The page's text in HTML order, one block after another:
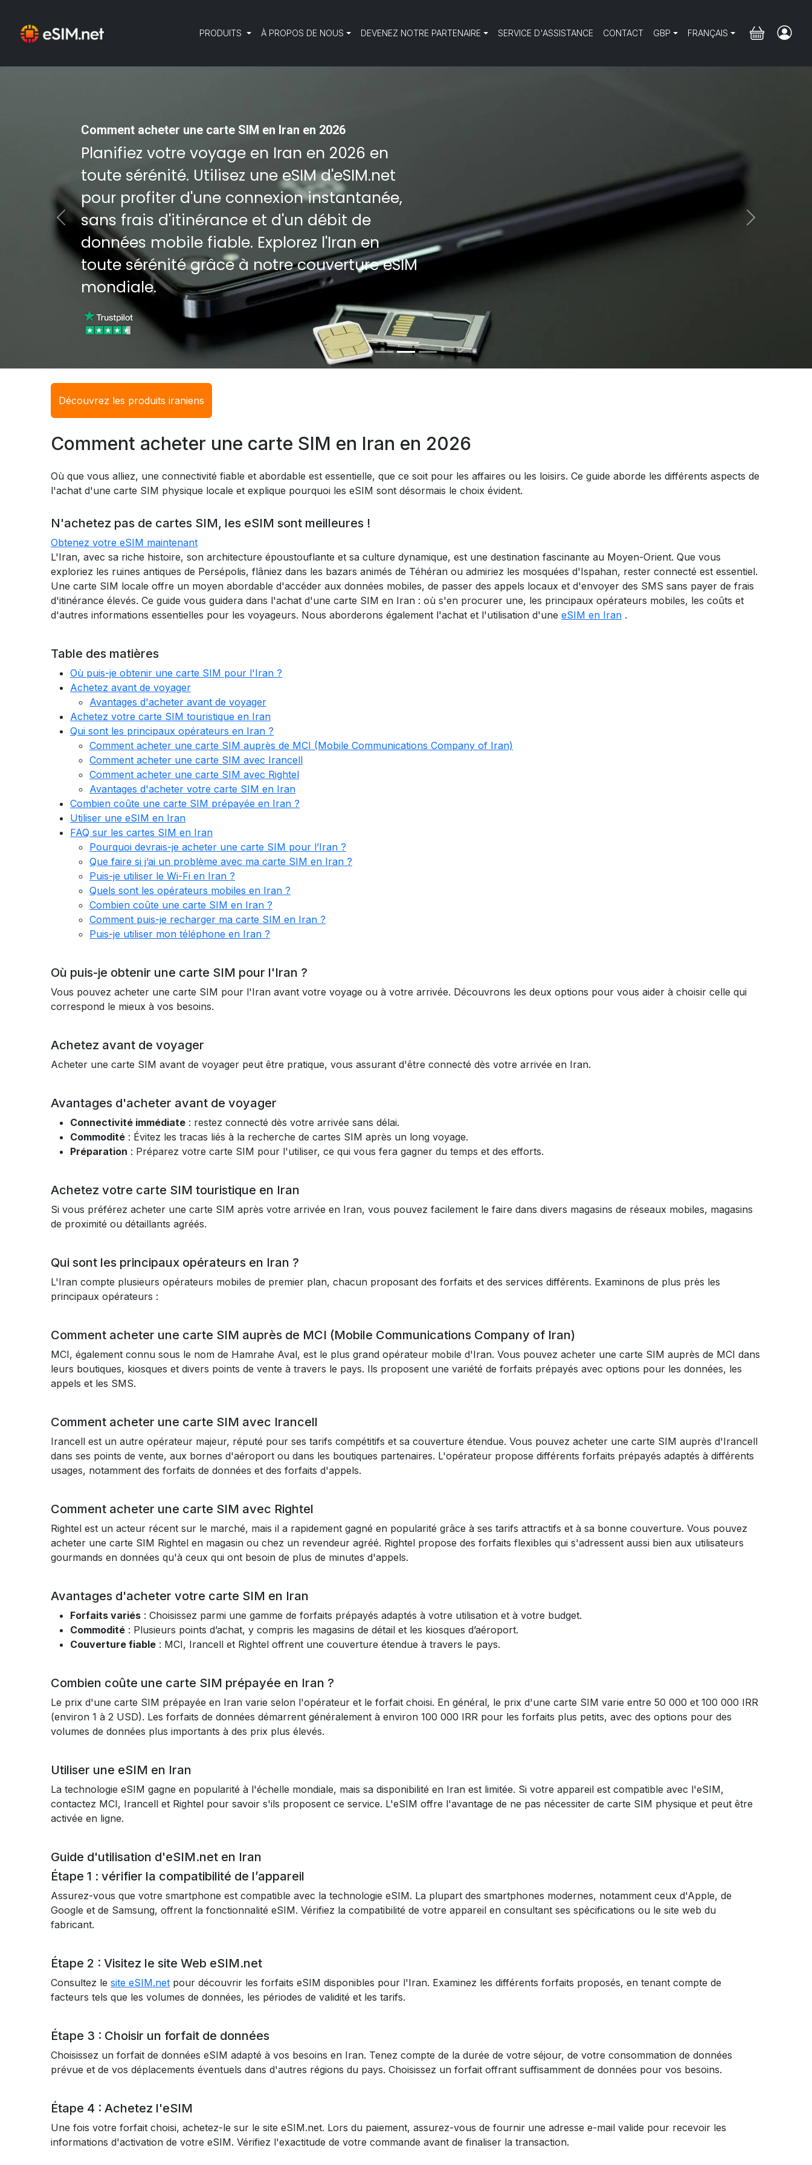
PRODUITS À PROPOS DE NOUS DEVENEZ NOTRE PARTENAIRE SERVICE D'ASSISTANCE CONTACT GBP FRANÇAIS
Comment acheter une carte SIM en Iran en 2026
Planifiez votre voyage en Iran en 2026 en
toute sérénité. Utilisez une eSIM d'eSIM.net
pour profiter d'une connexion instantanée,
sans frais d'itinérance et d'un débit de
données mobile fiable. Explorez l'Iran en
toute sérénité grâce à notre couverture eSIM
mondiale.
Previous Next
Découvrez les produits iraniens
Comment acheter une carte SIM en Iran en 2026
Où que vous alliez, une connectivité fiable et abordable est essentielle, que ce soit pour les affaires ou les loisirs. Ce guide aborde les différents aspects de
l'achat d'une carte SIM physique locale et explique pourquoi les eSIM sont désormais le choix évident.
N'achetez pas de cartes SIM, les eSIM sont meilleures !
Obtenez votre eSIM maintenant
L'Iran, avec sa riche histoire, son architecture époustouflante et sa culture dynamique, est une destination fascinante au Moyen-Orient. Que vous
exploriez les ruines antiques de Persépolis, flâniez dans les bazars animés de Téhéran ou admiriez les mosquées d'Ispahan, rester connecté est essentiel.
Une carte SIM locale offre un moyen abordable d'accéder aux données mobiles, de passer des appels locaux et d'envoyer des SMS sans payer de frais
d'itinérance élevés. Ce guide vous guidera dans l'achat d'une carte SIM en Iran : où s'en procurer une, les principaux opérateurs mobiles, les coûts et
d'autres informations essentielles pour les voyageurs. Nous aborderons également l'achat et l'utilisation d'une eSIM en Iran .
Table des matières
Où puis-je obtenir une carte SIM pour l'Iran ?
Achetez avant de voyager
Avantages d'acheter avant de voyager
Achetez votre carte SIM touristique en Iran
Qui sont les principaux opérateurs en Iran ?
Comment acheter une carte SIM auprès de MCI (Mobile Communications Company of Iran)
Comment acheter une carte SIM avec Irancell
Comment acheter une carte SIM avec Rightel
Avantages d'acheter votre carte SIM en Iran
Combien coûte une carte SIM prépayée en Iran ?
Utiliser une eSIM en Iran
FAQ sur les cartes SIM en Iran
Pourquoi devrais-je acheter une carte SIM pour l’Iran ?
Que faire si j’ai un problème avec ma carte SIM en Iran ?
Puis-je utiliser le Wi-Fi en Iran ?
Quels sont les opérateurs mobiles en Iran ?
Combien coûte une carte SIM en Iran ?
Comment puis-je recharger ma carte SIM en Iran ?
Puis-je utiliser mon téléphone en Iran ?
Où puis-je obtenir une carte SIM pour l'Iran ?
Vous pouvez acheter une carte SIM pour l'Iran avant votre voyage ou à votre arrivée. Découvrons les deux options pour vous aider à choisir celle qui
correspond le mieux à vos besoins.
Achetez avant de voyager
Acheter une carte SIM avant de voyager peut être pratique, vous assurant d'être connecté dès votre arrivée en Iran.
Avantages d'acheter avant de voyager
Connectivité immédiate : restez connecté dès votre arrivée sans délai.
Commodité : Évitez les tracas liés à la recherche de cartes SIM après un long voyage.
Préparation : Préparez votre carte SIM pour l'utiliser, ce qui vous fera gagner du temps et des efforts.
Achetez votre carte SIM touristique en Iran
Si vous préférez acheter une carte SIM après votre arrivée en Iran, vous pouvez facilement le faire dans divers magasins de réseaux mobiles, magasins
de proximité ou détaillants agréés.
Qui sont les principaux opérateurs en Iran ?
L'Iran compte plusieurs opérateurs mobiles de premier plan, chacun proposant des forfaits et des services différents. Examinons de plus près les
principaux opérateurs :
Comment acheter une carte SIM auprès de MCI (Mobile Communications Company of Iran)
MCI, également connu sous le nom de Hamrahe Aval, est le plus grand opérateur mobile d'Iran. Vous pouvez acheter une carte SIM auprès de MCI dans
leurs boutiques, kiosques et divers points de vente à travers le pays. Ils proposent une variété de forfaits prépayés avec options pour les données, les
appels et les SMS.
Comment acheter une carte SIM avec Irancell
Irancell est un autre opérateur majeur, réputé pour ses tarifs compétitifs et sa couverture étendue. Vous pouvez acheter une carte SIM auprès d'Irancell
dans ses points de vente, aux bornes d'aéroport ou dans les boutiques partenaires. L'opérateur propose différents forfaits prépayés adaptés à différents
usages, notamment des forfaits de données et des forfaits d'appels.
Comment acheter une carte SIM avec Rightel
Rightel est un acteur récent sur le marché, mais il a rapidement gagné en popularité grâce à ses tarifs attractifs et à sa bonne couverture. Vous pouvez
acheter une carte SIM Rightel en magasin ou chez un revendeur agréé. Rightel propose des forfaits flexibles qui s'adressent aussi bien aux utilisateurs
gourmands en données qu'à ceux qui ont besoin de plus de minutes d'appels.
Avantages d'acheter votre carte SIM en Iran
Forfaits variés : Choisissez parmi une gamme de forfaits prépayés adaptés à votre utilisation et à votre budget.
Commodité : Plusieurs points d’achat, y compris les magasins de détail et les kiosques d’aéroport.
Couverture fiable : MCI, Irancell et Rightel offrent une couverture étendue à travers le pays.
Combien coûte une carte SIM prépayée en Iran ?
Le prix d'une carte SIM prépayée en Iran varie selon l'opérateur et le forfait choisi. En général, le prix d'une carte SIM varie entre 50 000 et 100 000 IRR
(environ 1 à 2 USD). Les forfaits de données démarrent généralement à environ 100 000 IRR pour les forfaits plus petits, avec des options pour des
volumes de données plus importants à des prix plus élevés.
Utiliser une eSIM en Iran
La technologie eSIM gagne en popularité à l'échelle mondiale, mais sa disponibilité en Iran est limitée. Si votre appareil est compatible avec l'eSIM,
contactez MCI, Irancell et Rightel pour savoir s'ils proposent ce service. L'eSIM offre l'avantage de ne pas nécessiter de carte SIM physique et peut être
activée en ligne.
Guide d'utilisation d'eSIM.net en Iran
Étape 1 : vérifier la compatibilité de l’appareil
Assurez-vous que votre smartphone est compatible avec la technologie eSIM. La plupart des smartphones modernes, notamment ceux d'Apple, de
Google et de Samsung, offrent la fonctionnalité eSIM. Vérifiez la compatibilité de votre appareil en consultant ses spécifications ou le site web du
fabricant.
Étape 2 : Visitez le site Web eSIM.net
Consultez le site eSIM.net pour découvrir les forfaits eSIM disponibles pour l'Iran. Examinez les différents forfaits proposés, en tenant compte de
facteurs tels que les volumes de données, les périodes de validité et les tarifs.
Étape 3 : Choisir un forfait de données
Choisissez un forfait de données eSIM adapté à vos besoins en Iran. Tenez compte de la durée de votre séjour, de votre consommation de données
prévue et de vos déplacements éventuels dans d'autres régions du pays. Choisissez un forfait offrant suffisamment de données pour vos besoins.
Étape 4 : Achetez l'eSIM
Une fois votre forfait choisi, achetez-le sur le site eSIM.net. Lors du paiement, assurez-vous de fournir une adresse e-mail valide pour recevoir les
informations d'activation de votre eSIM. Vérifiez l'exactitude de votre commande avant de finaliser la transaction.